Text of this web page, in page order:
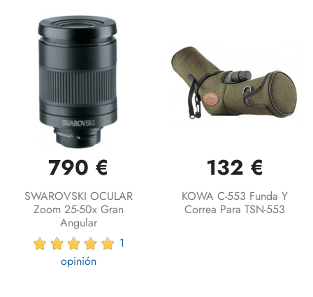
790 €
SWAROVSKI OCULAR
Zoom 25-50x Gran
Angular
1
opinión
132 €
KOWA C-553 Funda Y
Correa Para TSN-553